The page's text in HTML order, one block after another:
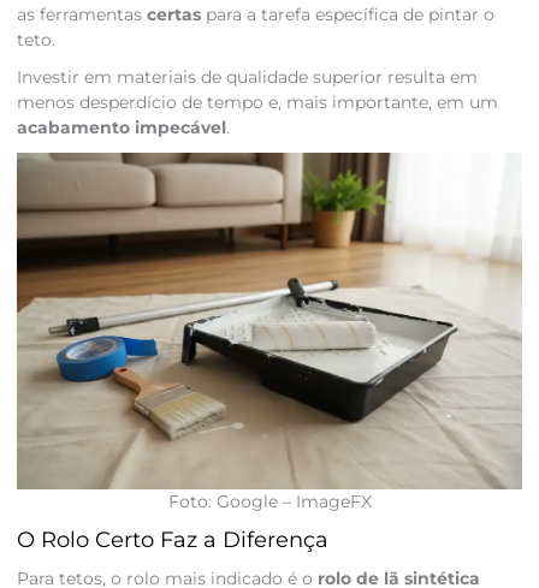
as ferramentas certaspara a tarefa específica de pintar o
teto.
Investir em materiais de qualidade superior resulta em
menos desperdício de tempo e, mais importante, em um
acabamento impecável.
Foto: Google – ImageFX
O Rolo Certo Faz a Diferença
Para tetos, o rolo mais indicado é o rolo de lã sintética